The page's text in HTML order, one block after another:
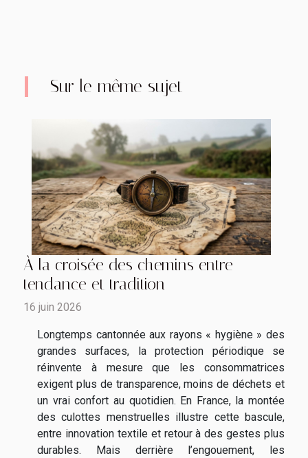
Sur le même sujet
À la croisée des chemins entre
tendance et tradition
16 juin 2026
Longtemps cantonnée aux rayons « hygiène » des
grandes surfaces, la protection périodique se
réinvente à mesure que les consommatrices
exigent plus de transparence, moins de déchets et
un vrai confort au quotidien. En France, la montée
des culottes menstruelles illustre cette bascule,
entre innovation textile et retour à des gestes plus
durables. Mais derrière l’engouement, les